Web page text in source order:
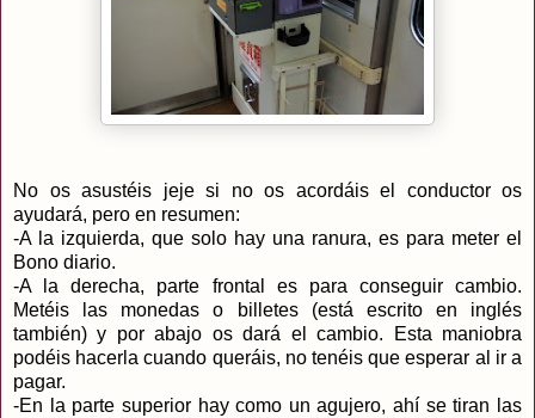
No os asustéis jeje si no os acordáis el conductor os
ayudará, pero en resumen:
-A la izquierda, que solo hay una ranura, es para meter el
Bono diario.
-A la derecha, parte frontal es para conseguir cambio.
Metéis las monedas o billetes (está escrito en inglés
también) y por abajo os dará el cambio. Esta maniobra
podéis hacerla cuando queráis, no tenéis que esperar al ir a
pagar.
-En la parte superior hay como un agujero, ahí se tiran las